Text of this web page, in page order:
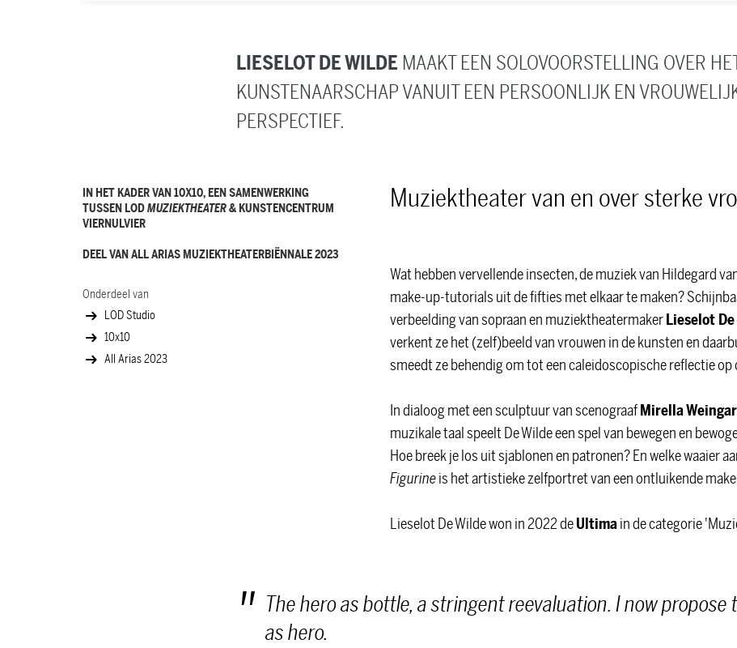
LIESELOT DE WILDE MAAKT EEN SOLOVOORSTELLING OVER
KUNSTENAARSCHAP VANUIT EEN PERSOONLIJK EN
PERSPECTIEF.
Muziektheater van en over sterke
Wat hebben vervellende insecten, de muziek van Hildegard
make-up-tutorials uit de fifties met elkaar te maken?
verbeelding van sopraan en muziektheatermakerLieselot De
verkent ze het (zelf)beeld van vrouwen in de kunsten en
smeedt ze behendig om tot een caleidoscopische reflectie
In dialoog met een sculptuur van scenograafMirella
muzikale taal speelt De Wilde een spel van bewegen en
Hoe breek je los uit sjablonen en patronen? En welke waaier
Figurineis het artistieke zelfportret van een ontluikende
Lieselot De Wilde won in 2022 deUltimain de categorie
IN HET KADER VAN 10X10, EEN SAMENWERKING
TUSSEN LODMUZIEKTHEATER& KUNSTENCENTRUM
VIERNULVIER
DEEL VAN ALL ARIAS MUZIEKTHEATERBIËNNALE 2023
Onderdeel van
LOD Studio
10x10
All Arias 2023
The hero as bottle, a stringent reevaluation. I now propose
as hero.